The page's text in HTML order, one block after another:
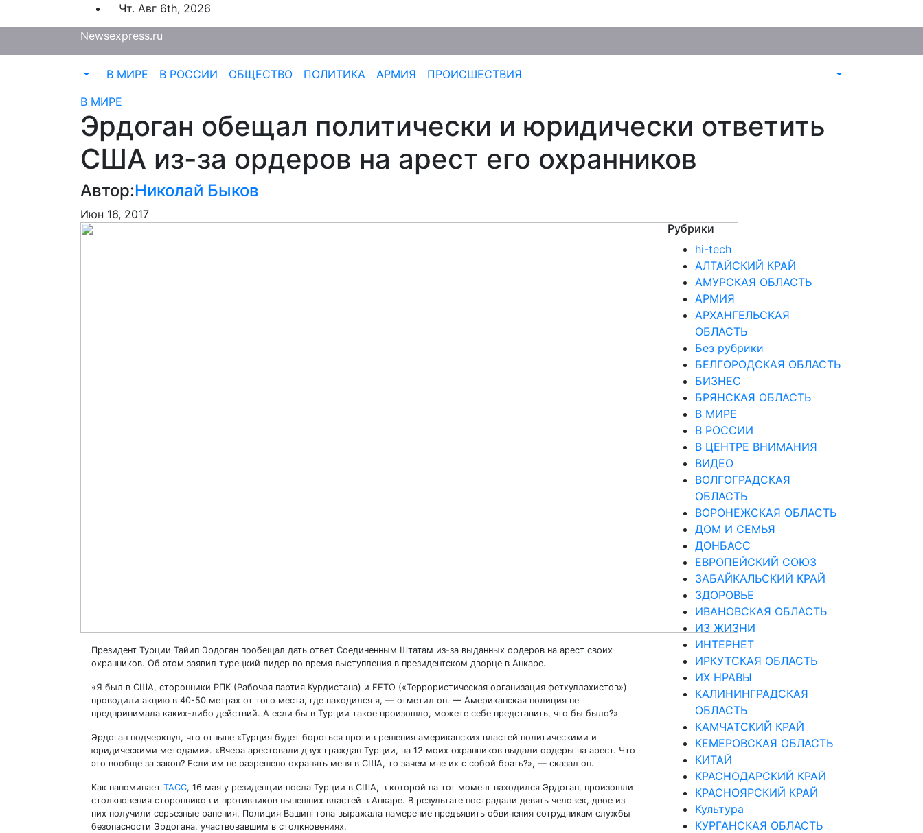
к
Чт. Авг 6th, 2026
Newsexpress.ru
В МИРЕ В РОССИИ ОБЩЕСТВО ПОЛИТИКА АРМИЯ
ПРОИСШЕСТВИЯ
В МИРЕ
Эрдоган обещал политически и юридически ответить
США из-за ордеров на арест его охранников
Автор:Николай Быков
Июн 16, 2017
Президент Турции Тайип Эрдоган пообещал дать ответ Соединенным Штатам из-за выданных ордеров на арест своих
охранников. Об этом заявил турецкий лидер во время выступления в президентском дворце в Анкаре.
«Я был в США, сторонники РПК (Рабочая партия Курдистана) и FETO («Террористическая организация фетхуллахистов»)
проводили акцию в 40-50 метрах от того места, где находился я, — отметил он. — Американская полиция не
предпринимала каких-либо действий. А если бы в Турции такое произошло, можете себе представить, что бы было?»
Эрдоган подчеркнул, что отныне «Турция будет бороться против решения американских властей политическими и
юридическими методами». «Вчера арестовали двух граждан Турции, на 12 моих охранников выдали ордеры на арест. Что
это вообще за закон? Если им не разрешено охранять меня в США, то зачем мне их с собой брать?», — сказал он.
Как напоминает ТАСС, 16 мая у резиденции посла Турции в США, в которой на тот момент находился Эрдоган, произошли
столкновения сторонников и противников нынешних властей в Анкаре. В результате пострадали девять человек, двое из
них получили серьезные ранения. Полиция Вашингтона выражала намерение предъявить обвинения сотрудникам службы
безопасности Эрдогана, участвовавшим в столкновениях.
Рубрики
hi-tech
АЛТАЙСКИЙ КРАЙ
АМУРСКАЯ ОБЛАСТЬ
АРМИЯ
АРХАНГЕЛЬСКАЯ
ОБЛАСТЬ
Без рубрики
БЕЛГОРОДСКАЯ ОБЛАСТЬ
БИЗНЕС
БРЯНСКАЯ ОБЛАСТЬ
В МИРЕ
В РОССИИ
В ЦЕНТРЕ ВНИМАНИЯ
ВИДЕО
ВОЛГОГРАДСКАЯ
ОБЛАСТЬ
ВОРОНЕЖСКАЯ ОБЛАСТЬ
ДОМ И СЕМЬЯ
ДОНБАСС
ЕВРОПЕЙСКИЙ СОЮЗ
ЗАБАЙКАЛЬСКИЙ КРАЙ
ЗДОРОВЬЕ
ИВАНОВСКАЯ ОБЛАСТЬ
ИЗ ЖИЗНИ
ИНТЕРНЕТ
ИРКУТСКАЯ ОБЛАСТЬ
ИХ НРАВЫ
КАЛИНИНГРАДCКАЯ
ОБЛАСТЬ
КАМЧАТСКИЙ КРАЙ
КЕМЕРОВСКАЯ ОБЛАСТЬ
КИТАЙ
КРАСНОДАРСКИЙ КРАЙ
КРАСНОЯРСКИЙ КРАЙ
Культура
КУРГАНСКАЯ ОБЛАСТЬ